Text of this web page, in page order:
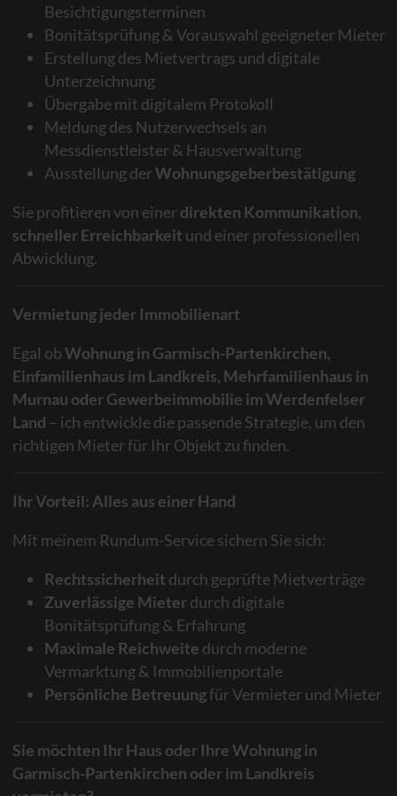
Besichtigungsterminen
Bonitätsprüfung & Vorauswahl geeigneter Mieter
Erstellung des Mietvertrags und digitale
Unterzeichnung
Übergabe mit digitalem Protokoll
Meldung des Nutzerwechsels an
Messdienstleister & Hausverwaltung
Ausstellung derWohnungsgeberbestätigung
Sie profitieren von einerdirekten Kommunikation,
schneller Erreichbarkeit und einer professionellen
Abwicklung.
Vermietung jeder Immobilienart
Egal obWohnung in Garmisch-Partenkirchen,
Einfamilienhaus im Landkreis, Mehrfamilienhaus in
Murnau oder Gewerbeimmobilie im Werdenfelser
Land – ich entwickle die passende Strategie, um den
richtigen Mieter für Ihr Objekt zu finden.
Ihr Vorteil: Alles aus einer Hand
Mit meinem Rundum-Service sichern Sie sich:
Rechtssicherheit durch geprüfte Mietverträge
Zuverlässige Mieterdurch digitale
Bonitätsprüfung & Erfahrung
Maximale Reichweite durch moderne
Vermarktung & Immobilienportale
Persönliche Betreuungfür Vermieter und Mieter
Sie möchten Ihr Haus oder Ihre Wohnung in
Garmisch-Partenkirchen oder im Landkreis